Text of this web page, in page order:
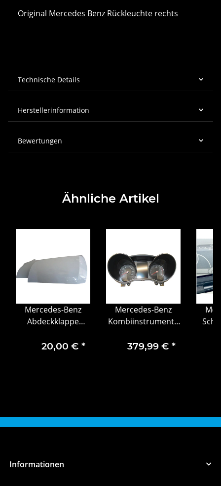
Original Mercedes Benz Rückleuchte rechts
Technische Details
Herstellerinformation
Bewertungen
Ähnliche Artikel
Mercedes-Benz
Abdeckklappe
20,00 € *
Mercedes-Benz
Kombiinstrument /
379,99 € *
Informationen